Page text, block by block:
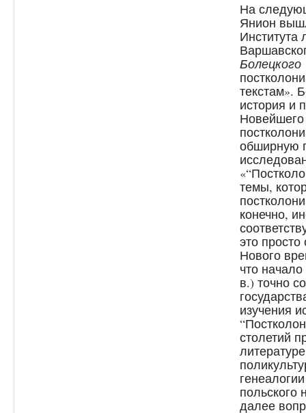
На
Янион
Института
Болецкого
текстам».
история и
обширную
темы,
конечно,
это
Нового
что
в.) точно
изучения
столетий
польского
далее